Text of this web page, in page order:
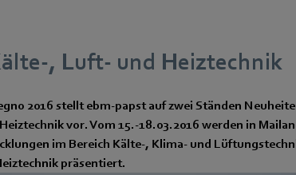
, Luft- und Heiztechnik
2016 stellt ebm-papst auf zwei Ständen
vor. Vom 15.-18.03.2016 werden in
im Bereich Kälte-, Klima- und
präsentiert.